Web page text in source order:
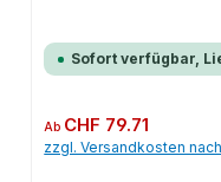
Sofort verfügbar,
Regulärer Preis:
Ab CHF 79.71
zzgl. Versandkosten